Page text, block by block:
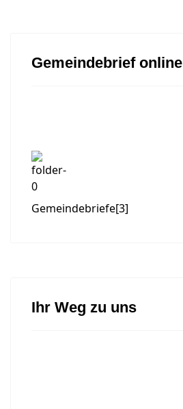
Gemeindebrief online
Gemeindebriefe[3]
Ihr Weg zu uns